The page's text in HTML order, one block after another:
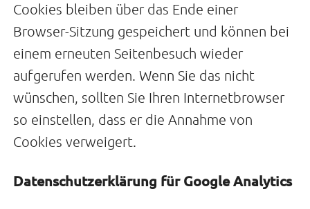
Cookies bleiben über das Ende einer
Browser-Sitzung gespeichert und können bei
einem erneuten Seitenbesuch wieder
aufgerufen werden. Wenn Sie das nicht
wünschen, sollten Sie Ihren Internetbrowser
so einstellen, dass er die Annahme von
Cookies verweigert.
Datenschutzerklärung für Google Analytics